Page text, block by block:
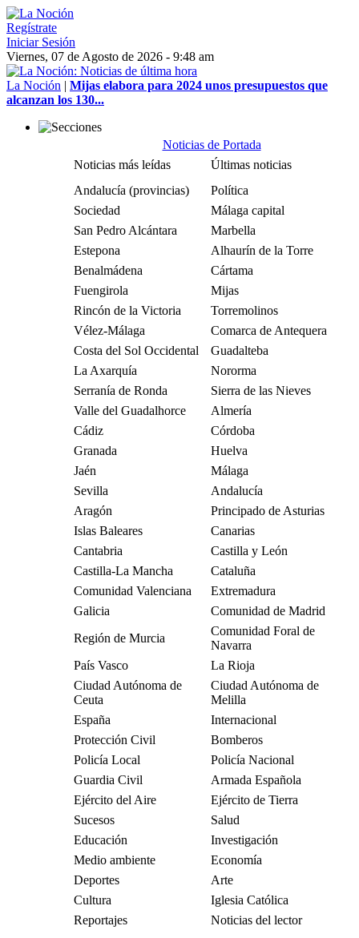
Regístrate
Iniciar Sesión
Viernes, 07 de Agosto de 2026 - 9:48 am
La Noción | Mijas elabora para 2024 unos presupuestos que
alcanzan los 130...
Noticias de Portada
Noticias más leídas
Últimas noticias
Andalucía (provincias)
Política
Sociedad
Málaga capital
San Pedro Alcántara
Marbella
Estepona
Alhaurín de la Torre
Benalmádena
Cártama
Fuengirola
Mijas
Rincón de la Victoria
Torremolinos
Vélez-Málaga
Comarca de Antequera
Costa del Sol Occidental
Guadalteba
La Axarquía
Nororma
Serranía de Ronda
Sierra de las Nieves
Valle del Guadalhorce
Almería
Cádiz
Córdoba
Granada
Huelva
Jaén
Málaga
Sevilla
Andalucía
Aragón
Principado de Asturias
Islas Baleares
Canarias
Cantabria
Castilla y León
Castilla-La Mancha
Cataluña
Comunidad Valenciana
Extremadura
Galicia
Comunidad de Madrid
Región de Murcia
Comunidad Foral de
Navarra
País Vasco
La Rioja
Ciudad Autónoma de
Ceuta
Ciudad Autónoma de
Melilla
España
Internacional
Protección Civil
Bomberos
Policía Local
Policía Nacional
Guardia Civil
Armada Española
Ejército del Aire
Ejército de Tierra
Sucesos
Salud
Educación
Investigación
Medio ambiente
Economía
Deportes
Arte
Cultura
Iglesia Católica
Reportajes
Noticias del lector